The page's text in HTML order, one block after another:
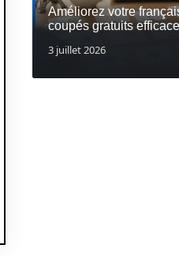
Améliorez votre
coupés gratuits
3 juillet 2026